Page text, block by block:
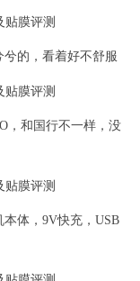
的，看着好不舒服
，和国行不一样，没
体，9V快充，USB